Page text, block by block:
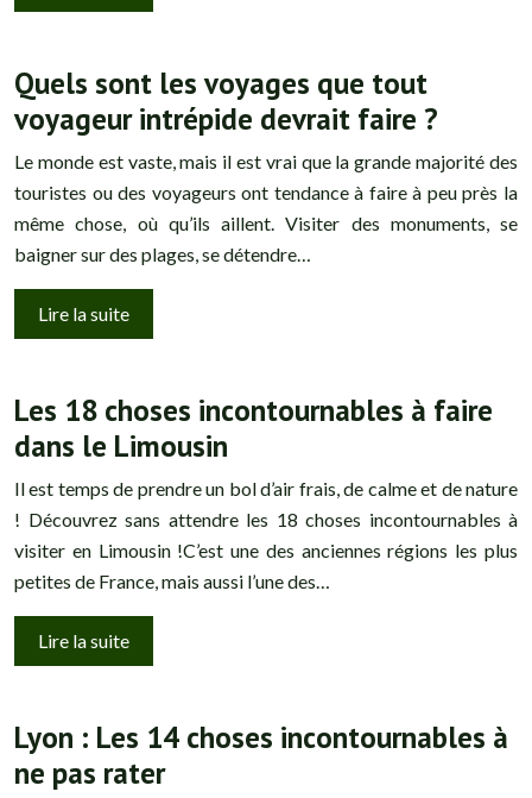
Quels sont les voyages que tout
voyageur intrépide devrait faire ?
Le monde est vaste, mais il est vrai que la grande majorité des
touristes ou des voyageurs ont tendance à faire à peu près la
même chose, où qu’ils aillent. Visiter des monuments, se
baigner sur des plages, se détendre…
Lire la suite
Les 18 choses incontournables à faire
dans le Limousin
Il est temps de prendre un bol d’air frais, de calme et de nature
! Découvrez sans attendre les 18 choses incontournables à
visiter en Limousin !C’est une des anciennes régions les plus
petites de France, mais aussi l’une des…
Lire la suite
Lyon : Les 14 choses incontournables à
ne pas rater